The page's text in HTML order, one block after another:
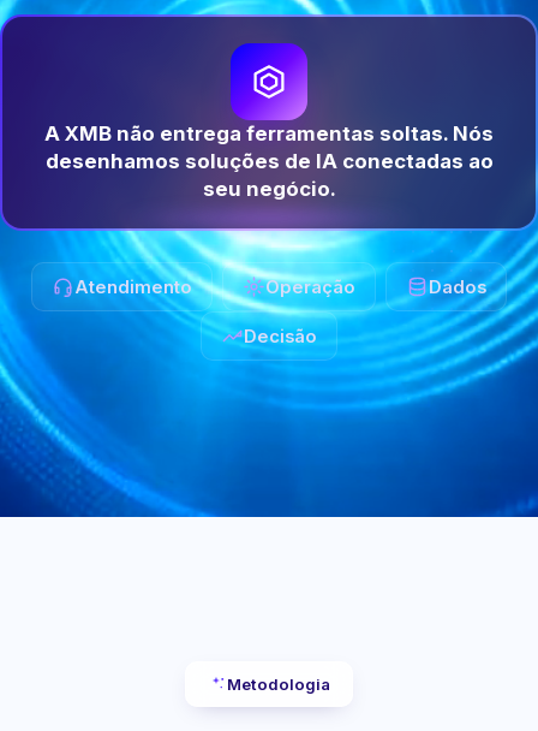
A XMB não entrega ferramentas soltas. Nós
desenhamos soluções de IA conectadas ao
seu negócio.
Atendimento Operação Dados
Decisão
Metodologia